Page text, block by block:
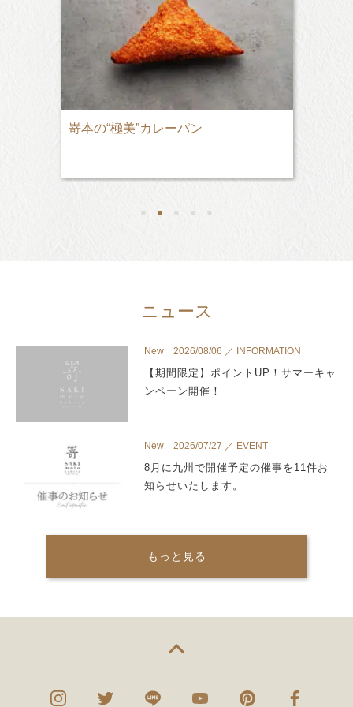
嵜本の“極美”カレーパン
● ● ● ● ●
ニュース
New 2026/08/06 ／ INFORMATION
【期間限定】ポイントUP！サマーキャ
ンペーン開催！
New 2026/07/27 ／ EVENT
8月に九州で開催予定の催事を11件お
知らせいたします。
もっと見る